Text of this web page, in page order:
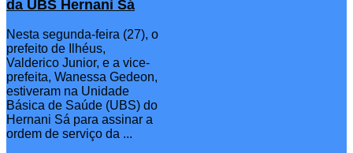
da UBS Hernani Sá
Nesta segunda-feira (27), o
prefeito de Ilhéus,
Valderico Junior, e a vice-
prefeita, Wanessa Gedeon,
estiveram na Unidade
Básica de Saúde (UBS) do
Hernani Sá para assinar a
ordem de serviço da ...